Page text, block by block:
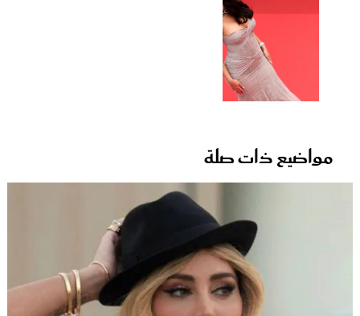
مواضيع ذات صلة